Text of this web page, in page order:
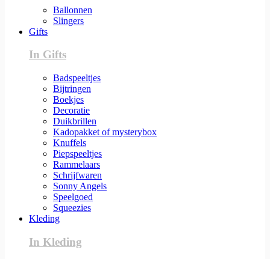
Ballonnen
Slingers
Gifts
In Gifts
Badspeeltjes
Bijtringen
Boekjes
Decoratie
Duikbrillen
Kadopakket of mysterybox
Knuffels
Piepspeeltjes
Rammelaars
Schrijfwaren
Sonny Angels
Speelgoed
Squeezies
Kleding
In Kleding